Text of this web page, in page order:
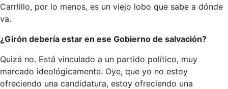
Carrlillo, por lo menos, es un viejo lobo que sabe a dónde
va.
¿Girón debería estar en ese Gobierno de salvación?
Quizá no. Está vinculado a un partido político, muy
marcado ideológicamente. Oye, que yo no estoy
ofreciendo una candidatura, estoy ofreciendo una